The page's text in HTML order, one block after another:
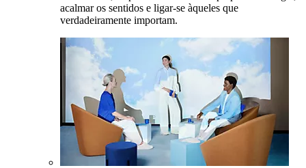
acalmar os sentidos e ligar-se àqueles que
verdadeiramente importam.